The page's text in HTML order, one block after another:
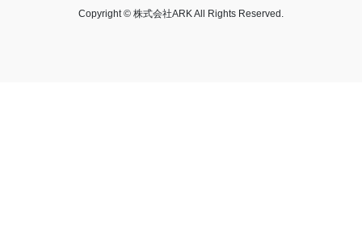
Copyright © 株式会社ARK All Rights Reserved.